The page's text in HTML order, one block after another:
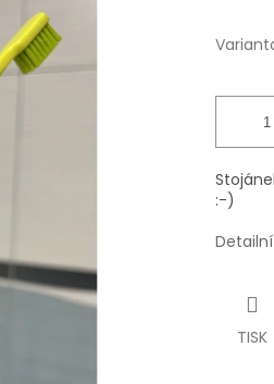
:-)
TISK